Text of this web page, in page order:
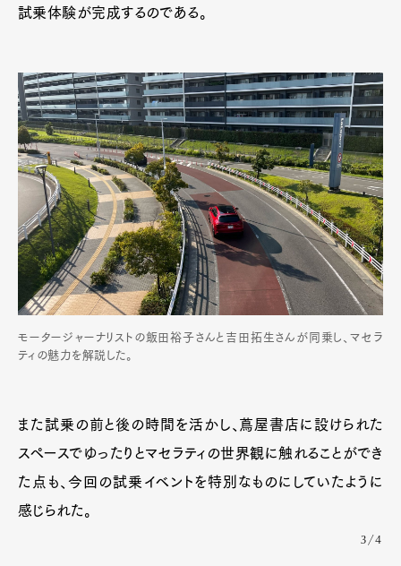
試乗体験が完成するのである。
モータージャーナリストの飯田裕子さんと吉田拓生さんが同乗し、マセラ
ティの魅力を解説した。
また試乗の前と後の時間を活かし、蔦屋書店に設けられた
スペースでゆったりとマセラティの世界観に触れることができ
た点も、今回の試乗イベントを特別なものにしていたように
感じられた。
3/4